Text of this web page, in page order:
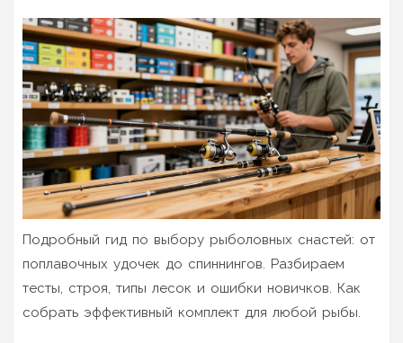
Подробный гид по выбору рыболовных снастей: от
поплавочных удочек до спиннингов. Разбираем
тесты, строя, типы лесок и ошибки новичков. Как
собрать эффективный комплект для любой рыбы.